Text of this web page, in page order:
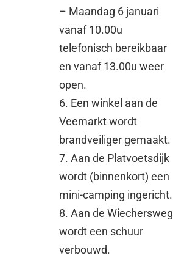
– Maandag 6 januari
vanaf 10.00u
telefonisch bereikbaar
en vanaf 13.00u weer
open.
6. Een winkel aan de
Veemarkt wordt
brandveiliger gemaakt.
7. Aan de Platvoetsdijk
wordt (binnenkort) een
mini-camping ingericht.
8. Aan de Wiechersweg
wordt een schuur
verbouwd.